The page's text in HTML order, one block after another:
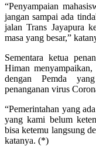
“Penyampaian
jangan sampai ada
jalan Trans Jayapura
masa yang besar,”
Sementara ketua
Himan
dengan Pemda
penanganan virus
“Pemerintahan yang
yang kami belum
bisa ketemu langsung
katanya. (*)